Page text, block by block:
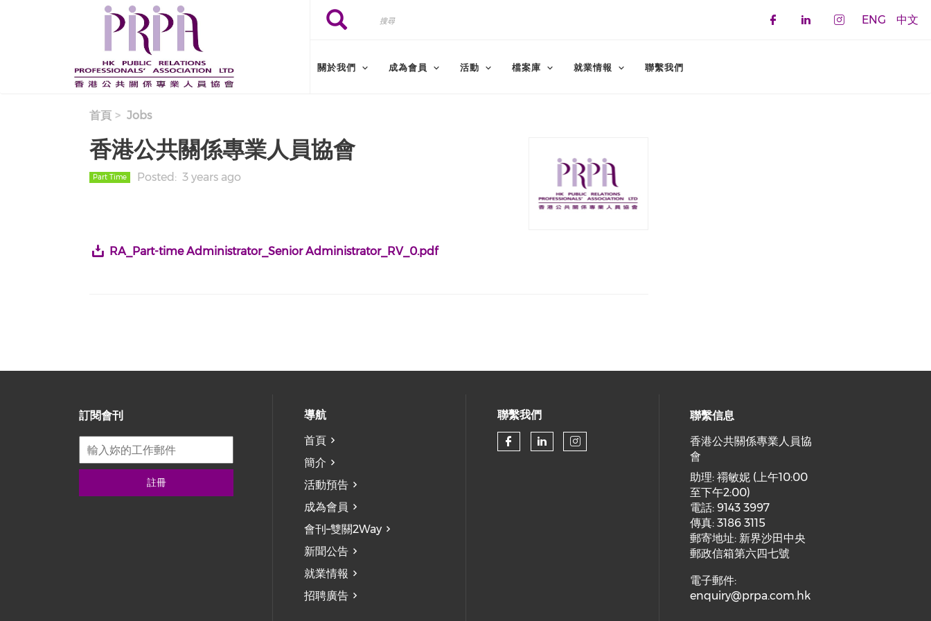
搜
尋
搜尋 ENG 中文
關於我們 成為會員 活動 檔案庫 就業情報 聯繫我們
首頁 Jobs
香港公共關係專業人員協會
Part Time Posted 3 years ago
RA_Part-time Administrator_Senior Administrator_RV_0.pdf
訂閱會刊
註冊
導航
首頁
簡介
活動預告
成為會員
會刊–雙關2Way
新聞公告
就業情報
招聘廣告
聯繫我們
Check our social media on facebook (opens in
Check our social media on linkedin (opens
Check our social media on instagram
聯繫信息
香港公共關係專業人員協
會
助理: 禤敏妮 (上午10:00
至下午2:00)
電話: 9143 3997
傳真: 3186 3115
郵寄地址: 新界沙田中央
郵政信箱第六四七號
電子郵件:
enquiry@prpa.com.hk